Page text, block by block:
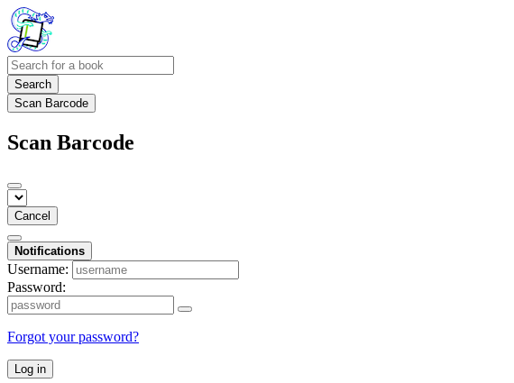
Search
Scan Barcode
Scan Barcode
Cancel
Notifications
Username:
Password:
Forgot your password?
Log in